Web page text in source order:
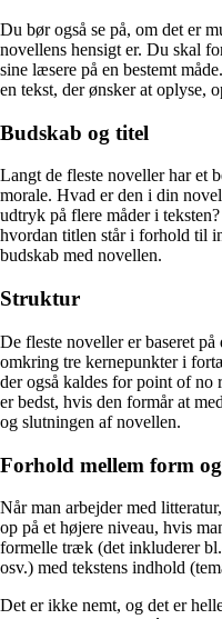
Du bør også se på, om det er
novellens hensigt er. Du skal
sine læsere på en bestemt
en tekst, der ønsker at oplyse,
Budskab og titel
Langt de fleste noveller har et
morale. Hvad er den i din
udtryk på flere måder i
hvordan titlen står i forhold til
budskab med novellen.
Struktur
De fleste noveller er baseret
omkring tre kernepunkter i
der også kaldes for point of
er bedst, hvis den formår at
og slutningen af novellen.
Forhold mellem form
Når man arbejder med
op på et højere niveau, hvis
formelle træk (det inkluderer
osv.) med tekstens indhold
Det er ikke nemt, og det er